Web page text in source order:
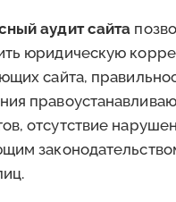
аудит сайта
юридическую
сайта,
отсутствие